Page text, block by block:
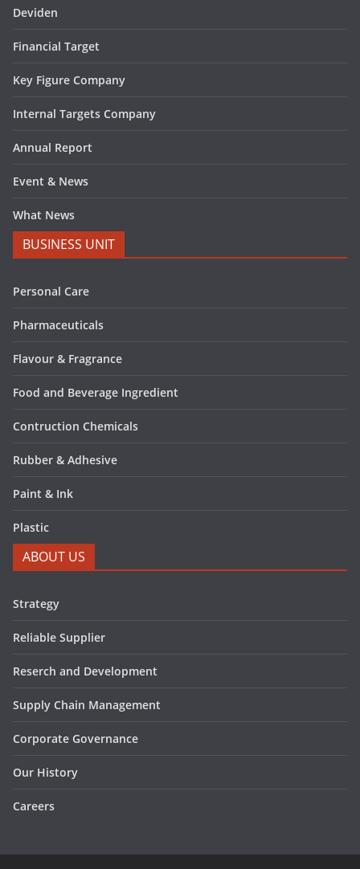
Deviden
Financial Target
Key Figure Company
Internal Targets Company
Annual Report
Event & News
What News
BUSINESS UNIT
Personal Care
Pharmaceuticals
Flavour & Fragrance
Food and Beverage Ingredient
Contruction Chemicals
Rubber & Adhesive
Paint & Ink
Plastic
ABOUT US
Strategy
Reliable Supplier
Reserch and Development
Supply Chain Management
Corporate Governance
Our History
Careers